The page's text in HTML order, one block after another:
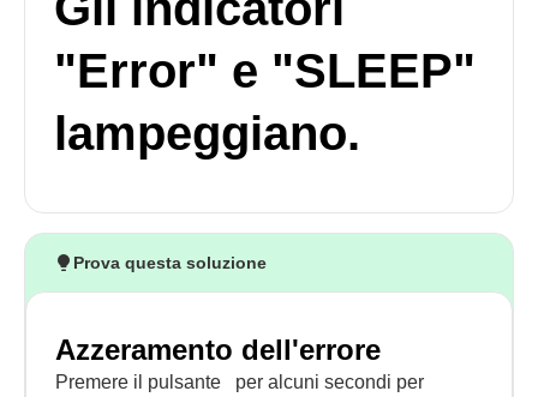
"Error" e "SLEEP"
lampeggiano.
Prova questa soluzione
Azzeramento dell'errore
Premere il pulsante
per alcuni secondi per